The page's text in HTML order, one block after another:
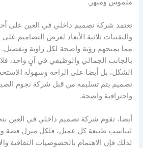
تعتمد شركة تصميم داخلي في العين على
والتقنيات ثلاثية الأبعاد لعرض التصاميم على
مما يمنحهم رؤية واضحة لكل زاوية وتفصيل.
بالجانب الجمالي والوظيفي في آنٍ واحد،
الشكل، بل أيضا على الراحة وسهولة
تصميم يتم تسليمه من قبل شركة نجوم
واحترافية واضحة.
أيضا، تقوم شركة تصميم داخلي في العين
لتناسب طبيعة كل عميل، فلكل منزل قصة
لذلك فإن الاهتمام بالخصوصيات الثقافية